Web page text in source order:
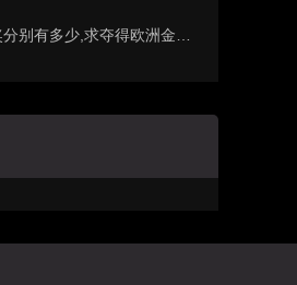
夺得欧洲金靴奖与各大联赛金靴奖最